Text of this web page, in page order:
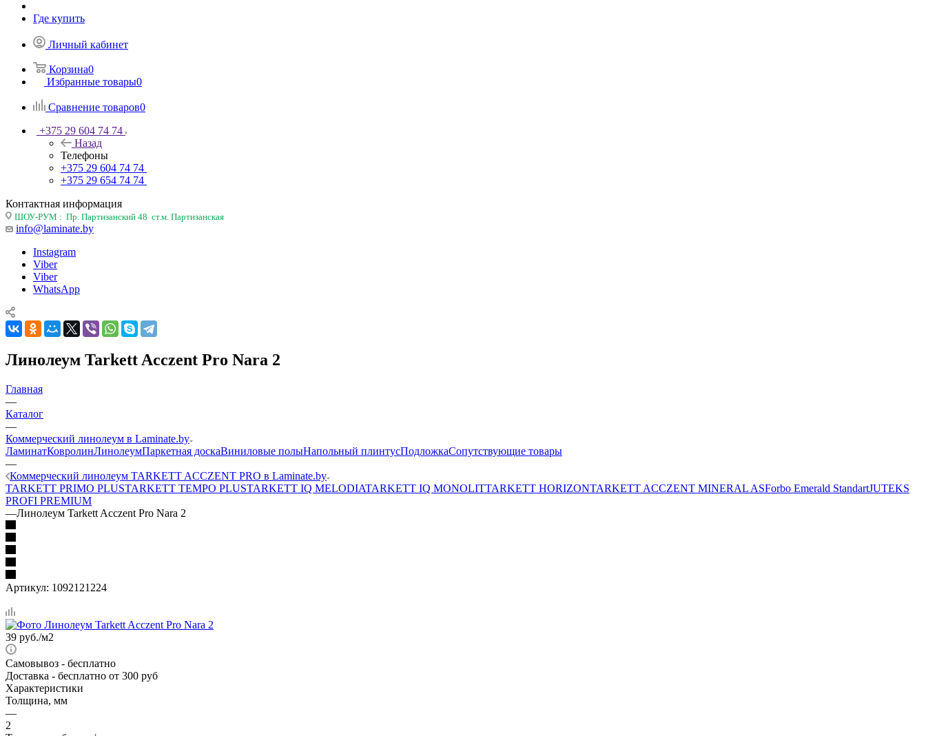
Где купить
Личный кабинет
Корзина0
Избранные товары0
Сравнение товаров0
+375 29 604 74 74
Назад
Телефоны
+375 29 604 74 74
+375 29 654 74 74
Контактная информация
ШОУ-РУМ : Пр. Партизанский 48 ст.м. Партизанская
info@laminate.by
Instagram
Viber
Viber
WhatsApp
Линолеум Tarkett Acczent Pro Nara 2
Главная
—
Каталог
—
Коммерческий линолеум в Laminate.by
ЛаминатКовролинЛинолеумПаркетная доскаВиниловые полыНапольный плинтусПодложкаСопутствующие товары
—
Коммерческий линолеум TARKETT ACCZENT PRO в Laminate.by
TARKETT PRIMO PLUSTARKETT TEMPO PLUSTARKETT IQ MELODIATARKETT IQ MONOLITTARKETT HORIZONTARKETT ACCZENT MINERAL ASForbo Emerald StandartJUTEKS
PROFI PREMIUM
—Линолеум Tarkett Acczent Pro Nara 2
Артикул: 1092121224
39 руб./м2
Самовывоз - бесплатно
Доставка - бесплатно от 300 руб
Характеристики
Толщина, мм
—
2